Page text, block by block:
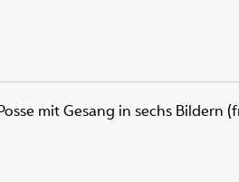
mit Gesang in sechs Bildern